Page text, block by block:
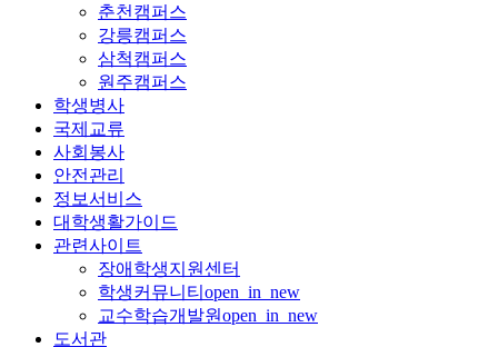
춘천캠퍼스
강릉캠퍼스
삼척캠퍼스
원주캠퍼스
학생병사
국제교류
사회봉사
안전관리
정보서비스
대학생활가이드
관련사이트
장애학생지원센터
학생커뮤니티 open_in_new
교수학습개발원open_in_new
도서관